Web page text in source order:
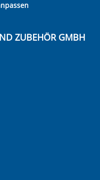
ZUBEHÖR GMBH